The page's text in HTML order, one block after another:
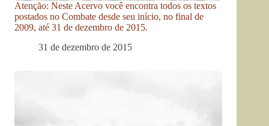
Atenção: Neste Acervo você encontra todos os textos
postados no Combate desde seu início, no final de
2009, até 31 de dezembro de 2015.
31 de dezembro de 2015